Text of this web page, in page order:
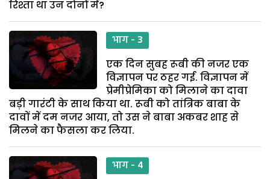
रिश्ता था उन दोनों में?
भाग - 3
एक दिन सुबह रूबी की नजर एक
विज्ञापन पर ठहर गई. विज्ञापन में
प्रेमीप्रेमिका को मिलाने का दावा
बड़ी गारंटी के साथ किया था. रूबी को तांत्रिक बाबा के
दावों में दम नजर आया, तो उस ने बाबा अकबर शाह से
मिलने का फैसला कर लिया.
भाग - 4